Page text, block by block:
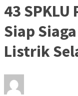
43
Siap
Listrik